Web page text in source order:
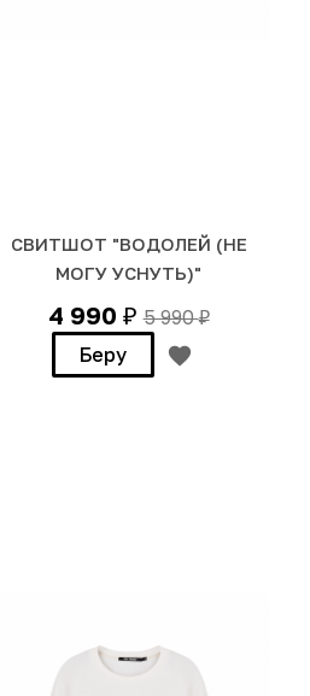
СВИТШОТ "ВОДОЛЕЙ (НЕ
МОГУ УСНУТЬ)"
4 990 ₽ 5 990₽
Беру